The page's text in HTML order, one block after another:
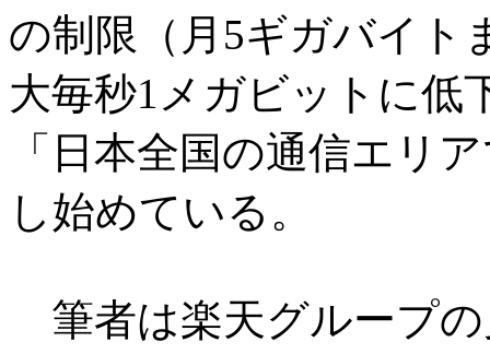
の制限（月5ギガバイト
大毎秒1メガビットに低
「日本全国の通信エリ
し始めている。
筆者は楽天グループ